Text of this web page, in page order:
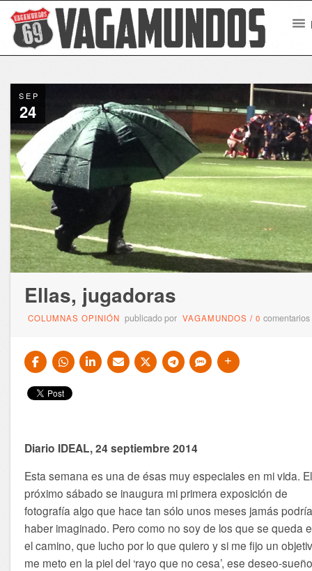
SEP
24
Ellas, jugadoras
COLUMNAS OPINIÓN publicado por VAGAMUNDOS /0comentarios
Diario IDEAL, 24 septiembre 2014
Esta semana es una de ésas muy especiales en mi vida. El
próximo sábado se inaugura mi primera exposición de
fotografía algo que hace tan sólo unos meses jamás
haber imaginado. Pero como no soy de los que se queda
el camino, que lucho por lo que quiero y si me fijo un
me meto en la piel del ‘rayo que no cesa’, ese deseo-